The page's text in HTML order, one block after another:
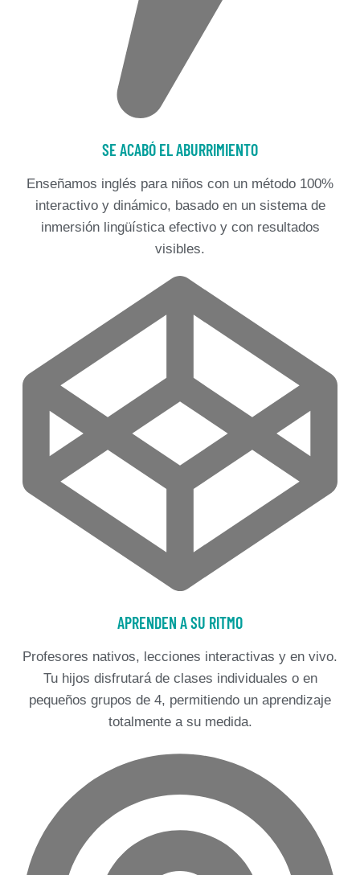
SE ACABÓ EL ABURRIMIENTO
Enseñamos inglés para niños con un método 100%
interactivo y dinámico, basado en un sistema de
inmersión lingüística efectivo y con resultados
visibles.
APRENDEN A SU RITMO
Profesores nativos, lecciones interactivas y en vivo.
Tu hijos disfrutará de clases individuales o en
pequeños grupos de 4, permitiendo un aprendizaje
totalmente a su medida.